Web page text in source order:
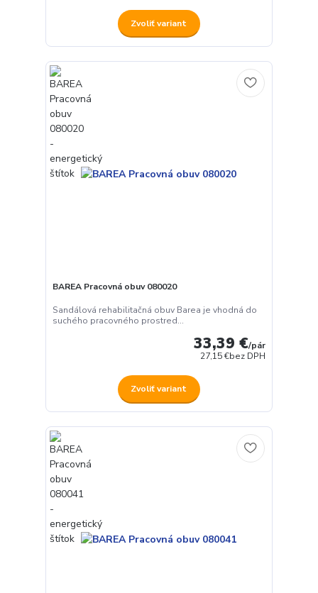
Zvoliť variant
BAREA Pracovná obuv 080020
Sandálová rehabilitačná obuv Barea je vhodná do
suchého pracovného prostred...
33,39 €/pár
27,15 €bez DPH
Zvoliť variant